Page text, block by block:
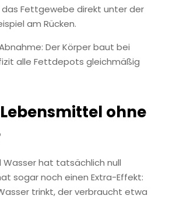
Fettgewebe direkt unter der
am Rücken.
Der Körper baut bei
alle Fettdepots gleichmäßig
ohne
Wasser hat tatsächlich null
sogar noch einen Extra-Effekt:
trinkt, der verbraucht etwa